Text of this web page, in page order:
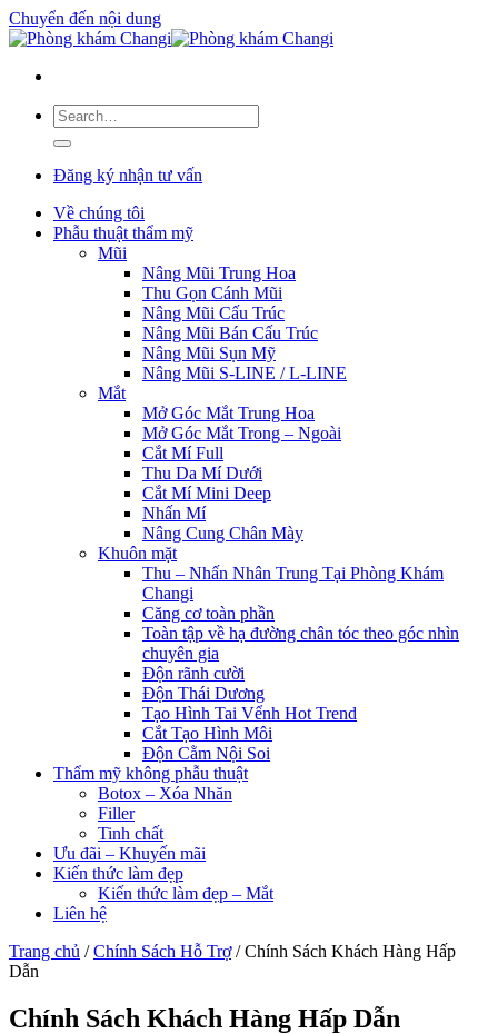
Chuyển đến nội dung
Đăng ký nhận tư vấn
Về chúng tôi
Phẫu thuật thẩm mỹ
Mũi
Nâng Mũi Trung Hoa
Thu Gọn Cánh Mũi
Nâng Mũi Cấu Trúc
Nâng Mũi Bán Cấu Trúc
Nâng Mũi Sụn Mỹ
Nâng Mũi S-LINE / L-LINE
Mắt
Mở Góc Mắt Trung Hoa
Mở Góc Mắt Trong – Ngoài
Cắt Mí Full
Thu Da Mí Dưới
Cắt Mí Mini Deep
Nhấn Mí
Nâng Cung Chân Mày
Khuôn mặt
Thu – Nhấn Nhân Trung Tại Phòng Khám
Changi
Căng cơ toàn phần
Toàn tập về hạ đường chân tóc theo góc nhìn
chuyên gia
Độn rãnh cười
Độn Thái Dương
Tạo Hình Tai Vểnh Hot Trend
Cắt Tạo Hình Môi
Độn Cằm Nội Soi
Thẩm mỹ không phẫu thuật
Botox – Xóa Nhăn
Filler
Tinh chất
Ưu đãi – Khuyến mãi
Kiến thức làm đẹp
Kiến thức làm đẹp – Mắt
Liên hệ
Trang chủ / Chính Sách Hỗ Trợ /Chính Sách Khách Hàng Hấp
Dẫn
Chính Sách Khách Hàng Hấp Dẫn